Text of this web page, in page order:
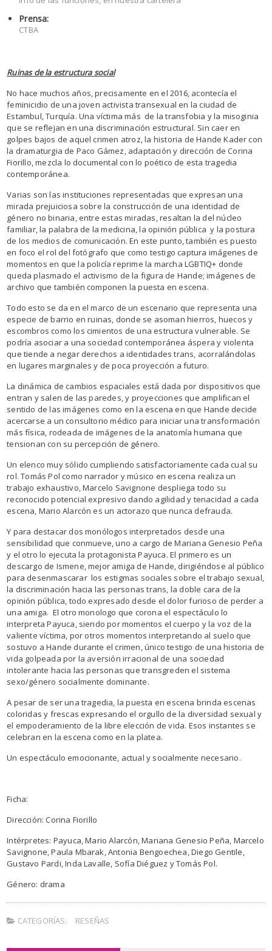
Prensa:
CTBA
Ruinas de la estructura social
No hace muchos años, precisamente en el 2016, acontecía el
feminicidio de una joven activista transexual en la ciudad de
Estambul, Turquía. Una víctima más de la transfobia y la misoginia
que se reflejan en una discriminación estructural. Sin caer en
golpes bajos de aquel crimen atroz, la historia de Hande Kader con
la dramaturgia de Paco Gámez, adaptación y dirección de Corina
Fiorillo, mezcla lo documental con lo poético de esta tragedia
contemporánea.
Varias son las instituciones representadas que expresan una
mirada prejuiciosa sobre la construcción de una identidad de
género no binaria, entre estas miradas, resaltan la del núcleo
familiar, la palabra de la medicina, la opinión pública y la postura
de los medios de comunicación. En este punto, también es puesto
en foco el rol del fotógrafo que como testigo captura imágenes de
momentos en que la policía reprime la marcha LGBTIQ+ donde
queda plasmado el activismo de la figura de Hande; imágenes de
archivo que también componen la puesta en escena.
Todo esto se da en el marco de un escenario que representa una
especie de barrio en ruinas, donde se asoman hierros, huecos y
escombros como los cimientos de una estructura vulnerable. Se
podría asociar a una sociedad contemporánea áspera y violenta
que tiende a negar derechos a identidades trans, acorralándolas
en lugares marginales y de poca proyección a futuro.
La dinámica de cambios espaciales está dada por dispositivos que
entran y salen de las paredes, y proyecciones que amplifican el
sentido de las imágenes como en la escena en que Hande decide
acercarse a un consultorio médico para iniciar una transformación
más física, rodeada de imágenes de la anatomía humana que
tensionan con su percepción de género.
Un elenco muy sólido cumpliendo satisfactoriamente cada cual su
rol. Tomás Pol como narrador y músico en escena realiza un
trabajo exhaustivo, Marcelo Savignone despliega todo su
reconocido potencial expresivo dando agilidad y tenacidad a cada
escena, Mario Alarcón es un actorazo que nunca defrauda.
Y para destacar dos monólogos interpretados desde una
sensibilidad que conmueve, uno a cargo de Mariana Genesio Peña
y el otro lo ejecuta la protagonista Payuca. El primero es un
descargo de Ismene, mejor amiga de Hande, dirigiéndose al público
para desenmascarar los estigmas sociales sobre el trabajo sexual,
la discriminación hacia las personas trans, la doble cara de la
opinión pública, todo expresado desde el dolor furioso de perder a
una amiga. El otro monologo que corona el espectáculo lo
interpreta Payuca, siendo por momentos el cuerpo y la voz de la
valiente víctima, por otros momentos interpretando al suelo que
sostuvo a Hande durante el crimen, único testigo de una historia de
vida golpeada por la aversión irracional de una sociedad
intolerante hacia las personas que transgreden el sistema
sexo/género socialmente dominante.
A pesar de ser una tragedia, la puesta en escena brinda escenas
coloridas y frescas expresando el orgullo de la diversidad sexual y
el empoderamiento de la libre elección de vida. Esos instantes se
celebran en la escena como en la platea.
Un espectáculo emocionante, actual y socialmente necesario.
Ficha:
Dirección: Corina Fiorillo
Intérpretes: Payuca, Mario Alarcón, Mariana Genesio Peña, Marcelo
Savignone, Paula Mbarak, Antonia Bengoechea, Diego Gentile,
Gustavo Pardi, Inda Lavalle, Sofía Diéguez y Tomás Pol.
Género: drama
CATEGORÍAS: RESEÑAS